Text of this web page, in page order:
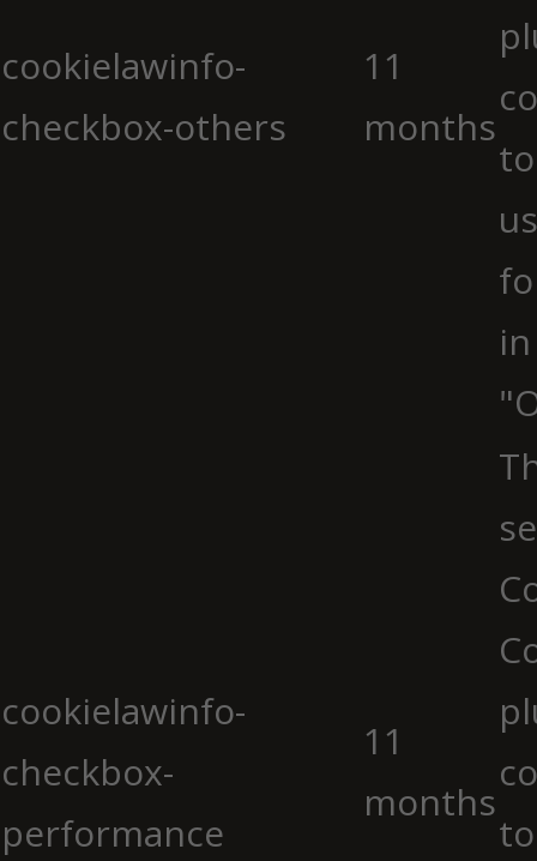
cookielawinfo-
checkbox-others
11
months
cookielawinfo-
checkbox-
performance
11
months